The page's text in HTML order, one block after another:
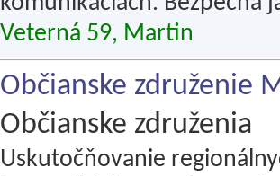
Veterná 59, Martin
Občianske združenie
Občianske združenia
Uskutočňovanie